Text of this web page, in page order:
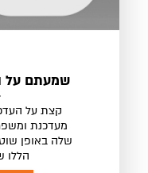
שמעתם על
קצת על
מעדכנת
שלה באופן
הללו